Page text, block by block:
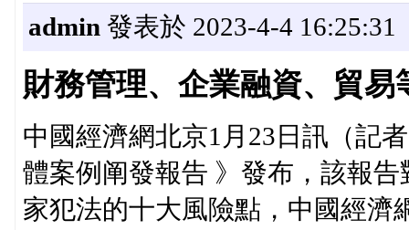
admin 發表於 2023-4-4 16:25:31
財務管理、企業融資、貿
中國經濟網北京1月23日訊（記
體案例阐發報告 》發布，該報
家犯法的十大風險點，中國經濟